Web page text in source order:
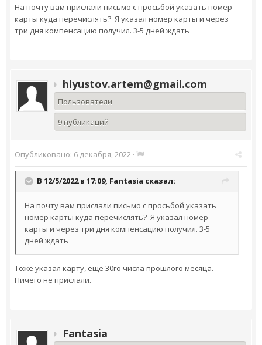
На почту вам прислали письмо с просьбой указать номер
карты куда перечислять? Я указал номер карты и через
три дня компенсацию получил. 3-5 дней ждать
hlyustov.artem@gmail.com
Пользователи
9 публикаций
Опубликовано: 6 декабря, 2022 ·
В 12/5/2022 в 17:09, Fantasia сказал:
На почту вам прислали письмо с просьбой указать
номер карты куда перечислять? Я указал номер
карты и через три дня компенсацию получил. 3-5
дней ждать
Тоже указал карту, еще 30го числа прошлого месяца.
Ничего не прислали.
Fantasia